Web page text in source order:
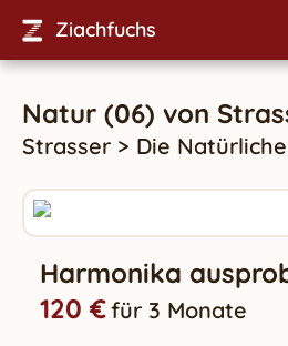
Ziachfuchs
Natur (06) von
Strasser > Die
Harmonika
120 €für 3 Monate